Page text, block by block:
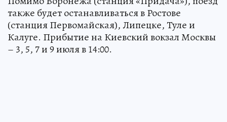
также будет останавливаться в Ростове
(станция Первомайская), Липецке, Туле и
Калуге. Прибытие на Киевский вокзал Москвы
– 3, 5, 7 и 9 июля в 14:00.